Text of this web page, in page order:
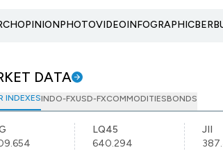
OPINIONPHOTOVIDEOINFOGRAPHIC
DATA
INDEXESINDO-FXUSD-FXCOMMODITIESBONDS
LQ45
640.294
JII